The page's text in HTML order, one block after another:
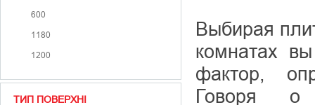
600
1180
1200
ТИП ПОВЕРХНІ
Выбирая
комнатах
фактор,
Говоря о